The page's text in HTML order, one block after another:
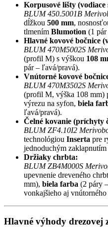
Korpusové lišty (vodiace
BLUM 450.5001B
dĺžkou 500 mm,
tlmením Blumotion (1
Hlavné kovové bočnice
BLUM 470M5002S
(profil M) s výškou 108
pár – ľavá/pravá).
Vnútorné kovové
BLUM 470M3502S
(profil M, výška 108 mm)
výrezu na syfon, biela
ľavá/pravá).
Čelné kovanie (príchyty
BLUM ZF4.10I2
technológiou Inserta pre
jednoduchým zaklapnutím
Držiaky chrbta:
BLUM ZB4M000S
upevnenie dreveného
mm), biela farba (2 páry
vonkajšieho aj
Hlavné výhody